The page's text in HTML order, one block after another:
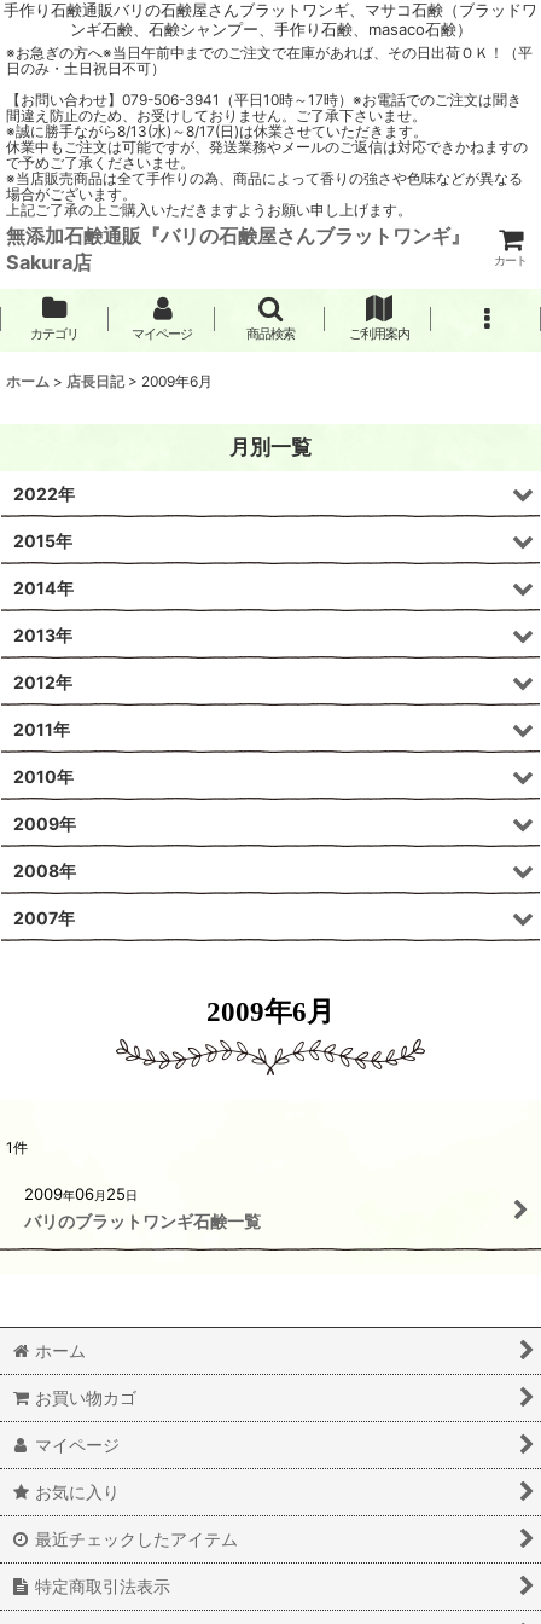
手作り石鹸通販バリの石鹸屋さんブラットワンギ、マサコ石鹸（ブラッドワ
ンギ石鹸、石鹸シャンプー、手作り石鹸、masaco石鹸）
※お急ぎの方へ※当日午前中までのご注文で在庫があれば、その日出荷ＯＫ！（平
日のみ・土日祝日不可）
【お問い合わせ】079-506-3941（平日10時～17時）※お電話でのご注文は聞き
間違え防止のため、お受けしておりません。ご了承下さいませ。
※誠に勝手ながら8/13(水)～8/17(日)は休業させていただきます。
休業中もご注文は可能ですが、発送業務やメールのご返信は対応できかねますの
で予めご了承くださいませ。
※当店販売商品は全て手作りの為、商品によって香りの強さや色味などが異なる
場合がございます。
上記ご了承の上ご購入いただきますようお願い申し上げます。
無添加石鹸通販『バリの石鹸屋さんブラットワンギ』
Sakura店
カート
カテゴリ マイページ 商品検索 ご利用案内
ホーム > 店長日記 > 2009年6月
2009年6月
1件
2009年06月 25日
バリのブラットワンギ石鹸一覧
月別一覧
2022年
2015年
2014年
2013年
2012年
2011年
2010年
2009年
2008年
2007年
ホーム
お買い物カゴ
マイページ
お気に入り
最近チェックしたアイテム
特定商取引法表示